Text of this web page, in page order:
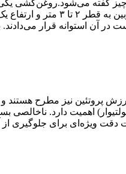
گفته می‌شود.روغن‌کشی یکی
چرخ عصاری؛ دستگاهی
است در آن استوانه
پروتئین نیز مطرح
اهمیت دارد.
ویژه‌ای برای جلوگیری از